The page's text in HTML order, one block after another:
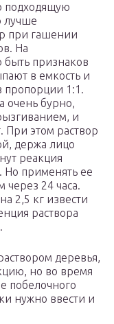
подходящую
лучше
при гашении
На
быть признаков
в емкость и
пропорции 1:1.
очень бурно,
и
При этом раствор
держа лицо
реакция
Но применять ее
24 часа.
2,5 кг извести
раствора
деревья,
но во время
побелочного
нужно ввести и